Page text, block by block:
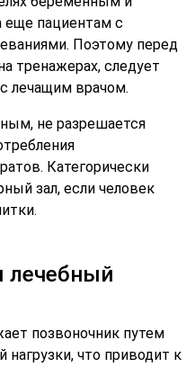
пациентам с
Поэтому перед
тренажерах, следует
лечащим врачом.
не разрешается
Категорически
зал, если человек
лечебный
позвоночник путем
нагрузки, что приводит к